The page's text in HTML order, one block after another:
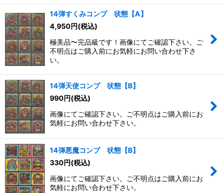
14弾すくみコンプ 状態【A】
4,950 円(税込)
極美品〜完品級です！画像にてご確認下さい。ご
不明点はご購入前にお気軽にお問い合わせ下さ
い。
14弾天使コンプ 状態【B】
990円(税込)
画像にてご確認下さい。ご不明点はご購入前にお
気軽にお問い合わせ下さい。
14弾悪魔コンプ 状態【B】
330 円(税込)
画像にてご確認下さい。ご不明点はご購入前にお
気軽にお問い合わせ下さい。